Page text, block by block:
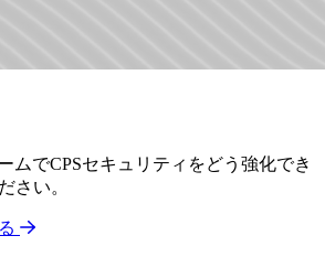
ムでCPSセキュリティをどう強化でき
さい。